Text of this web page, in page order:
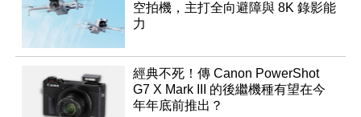
空拍機，主打全向避障與 8K 錄影能
力
經典不死！傳 Canon PowerShot
G7 X Mark III 的後繼機種有望在今
年年底前推出？